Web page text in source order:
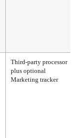
Third-party processor
plus optional
Marketing tracker